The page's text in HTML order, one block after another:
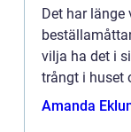
Det har
vilja ha det i
trångt i huset
man...
Amanda